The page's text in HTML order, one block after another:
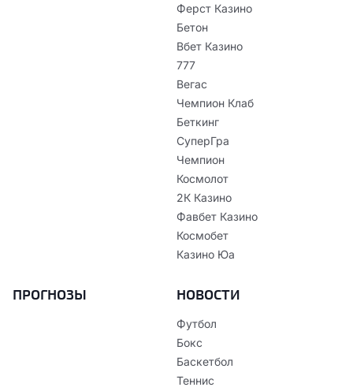
Ферст Казино
Бетон
Вбет Казино
777
Вегас
Чемпион Клаб
Беткинг
СуперГра
Чемпион
Космолот
2К Казино
Фавбет Казино
Космобет
Казино Юа
ПРОГНОЗЫ НОВОСТИ
Футбол
Бокс
Баскетбол
Теннис